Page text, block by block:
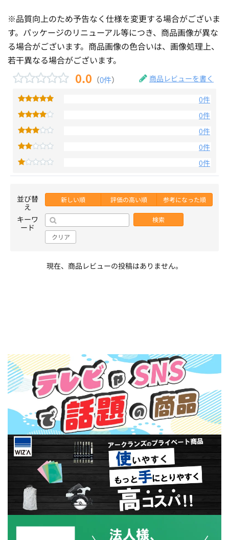
※品質向上のため予告なく仕様を変更する場合がございま
す。パッケージのリニューアル等につき、商品画像が異な
る場合がございます。商品画像の色合いは、画像処理上、
若干異なる場合がございます。
0.0 （0件） 商品レビューを書く
0件
0件
0件
0件
0件
並び替
え
新しい順 評価の高い順 参考になった順
キーワ
ード
検索
クリア
現在、商品レビューの投稿はありません。